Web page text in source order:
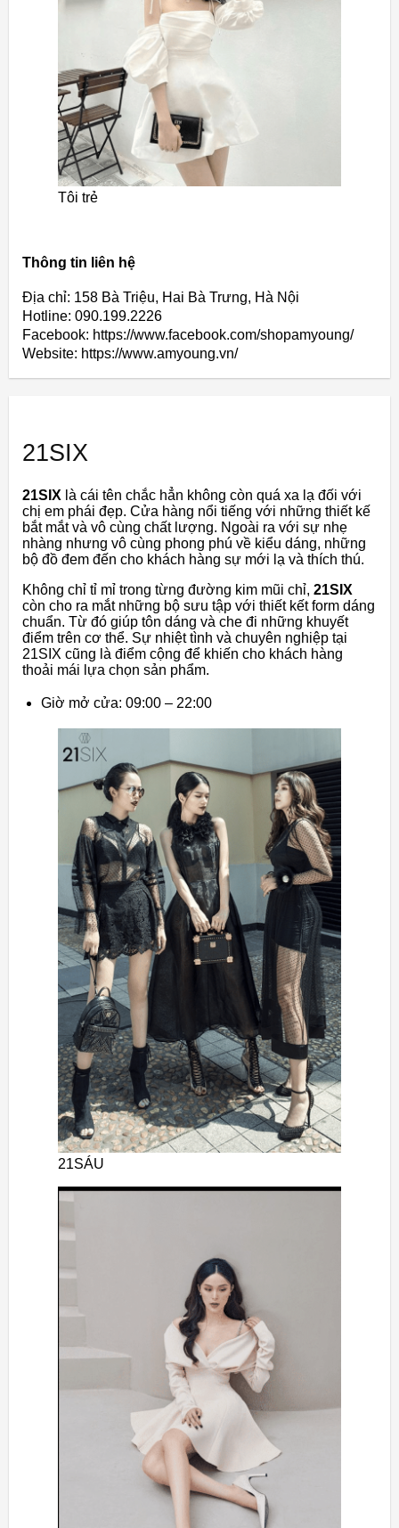
Tôi trẻ
Thông tin liên hệ
Địa chỉ: 158 Bà Triệu, Hai Bà Trưng, Hà Nội
Hotline: 090.199.2226
Facebook: https://www.facebook.com/shopamyoung/
Website: https://www.amyoung.vn/
21SIX
21SIX là cái tên chắc hẳn không còn quá xa lạ đối với
chị em phái đẹp. Cửa hàng nổi tiếng với những thiết kế
bắt mắt và vô cùng chất lượng. Ngoài ra với sự nhẹ
nhàng nhưng vô cùng phong phú về kiểu dáng, những
bộ đồ đem đến cho khách hàng sự mới lạ và thích thú.
Không chỉ tỉ mỉ trong từng đường kim mũi chỉ, 21SIX
còn cho ra mắt những bộ sưu tập với thiết kết form dáng
chuẩn. Từ đó giúp tôn dáng và che đi những khuyết
điểm trên cơ thể. Sự nhiệt tình và chuyên nghiệp tại
21SIX cũng là điểm cộng để khiến cho khách hàng
thoải mái lựa chọn sản phẩm.
Giờ mở cửa: 09:00 – 22:00
21SÁU